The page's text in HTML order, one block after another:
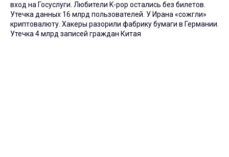
вход на Госуслуги. Любители K-pop остались без билетов.
Утечка данных 16 млрд пользователей. У Ирана «сожгли»
криптовалюту. Хакеры разорили фабрику бумаги в Германии.
Утечка 4 млрд записей граждан Китая